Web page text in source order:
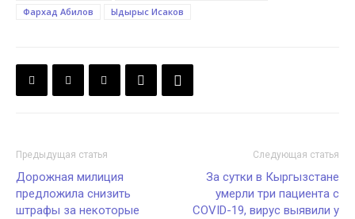
Фархад Абилов
Ыдырыс Исаков
Предыдущая статья
Дорожная милиция
предложила снизить
штрафы за некоторые
Следующая статья
За сутки в Кыргызстане
умерли три пациента с
COVID-19, вирус выявили у